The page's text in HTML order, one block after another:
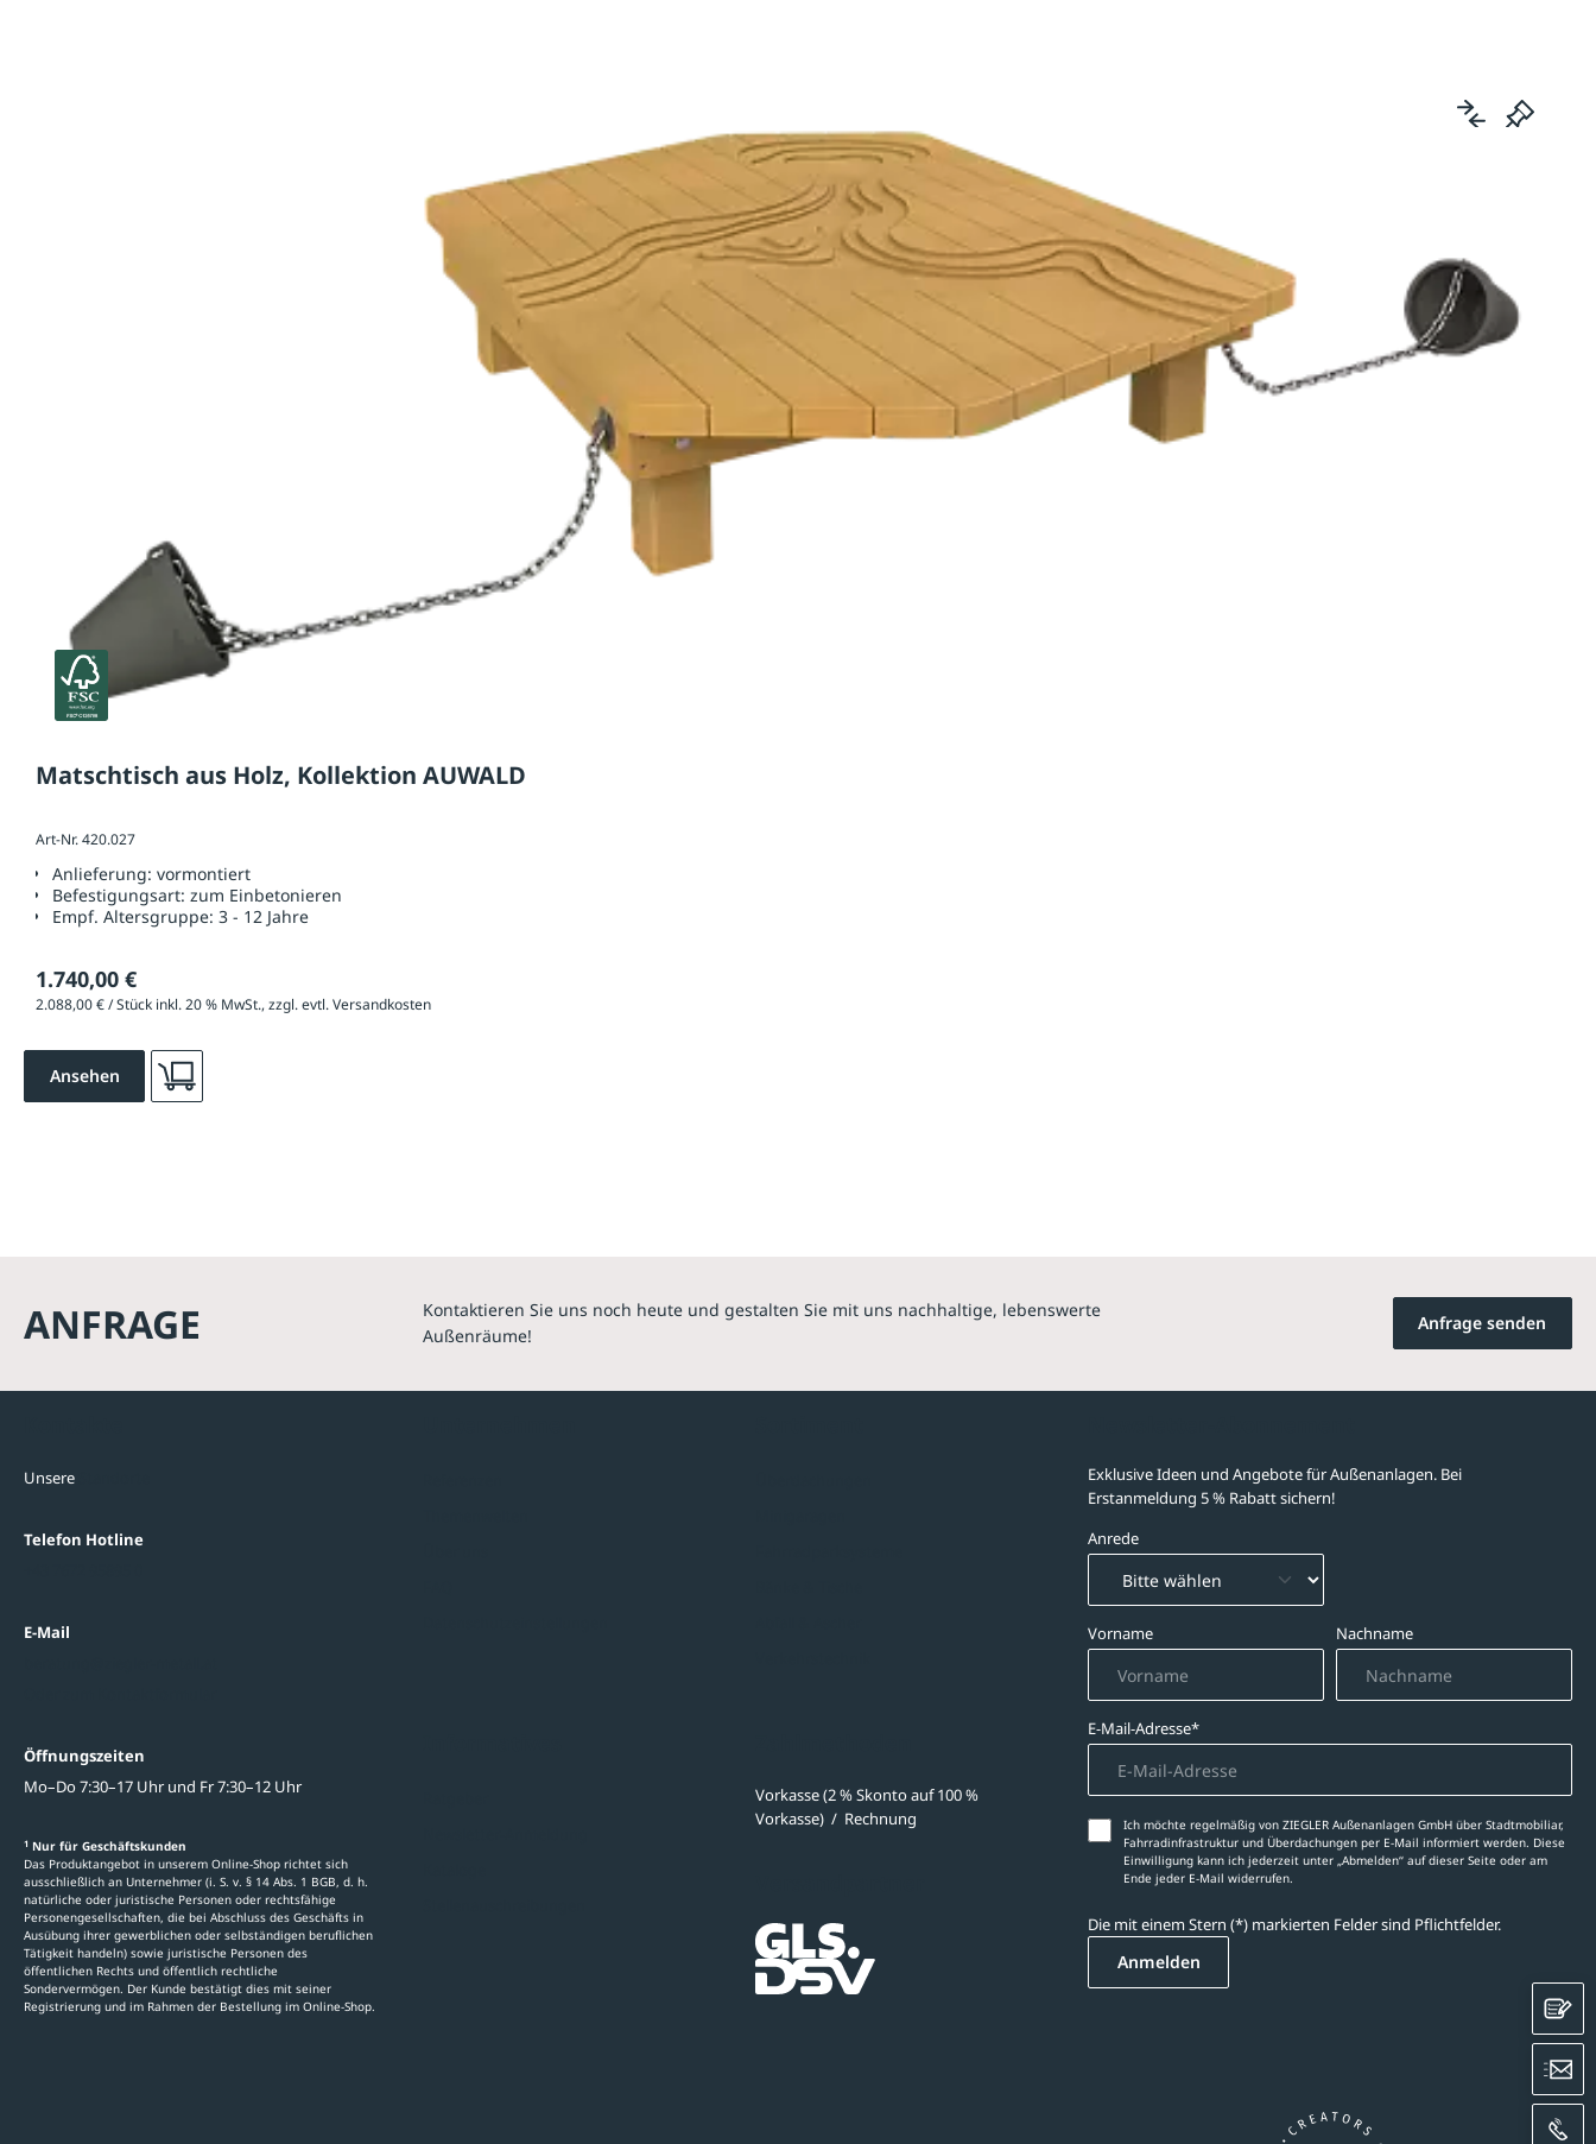
Matschtisch aus Holz, Kollektion AUWALD
Art-Nr. 420.027
Anlieferung: vormontiert
Befestigungsart: zum Einbetonieren
Empf. Altersgruppe: 3 - 12 Jahre
1.740,00 €
2.088,00 € / Stück inkl. 20 % MwSt., zzgl. evtl. Versandkosten
Ansehen
ANFRAGE
Kontaktieren Sie uns noch heute und gestalten Sie mit uns nachhaltige, lebenswerte
Außenräume!
Anfrage senden
Unsere
Telefon Hotline
E-Mail
Öffnungszeiten
Mo–Do 7:30–17 Uhr und Fr 7:30–12 Uhr
1 Nur für Geschäftskunden
Das Produktangebot in unserem Online-Shop richtet sich
ausschließlich an Unternehmer (i. S. v. § 14 Abs. 1 BGB, d. h.
natürliche oder juristische Personen oder rechtsfähige
Personengesellschaften, die bei Abschluss des Geschäfts in
Ausübung ihrer gewerblichen oder selbständigen beruflichen
Tätigkeit handeln) sowie juristische Personen des
öffentlichen Rechts und öffentlich rechtliche
Sondervermögen. Der Kunde bestätigt dies mit seiner
Registrierung und im Rahmen der Bestellung im Online-Shop.
Vorkasse (2 % Skonto auf 100 %
Vorkasse) / Rechnung
Exklusive Ideen und Angebote für Außenanlagen. Bei
Erstanmeldung 5 % Rabatt sichern!
Anrede
Vorname Nachname
E-Mail-Adresse*
Ich möchte regelmäßig von ZIEGLER Außenanlagen GmbH über Stadtmobiliar,
Fahrradinfrastruktur und Überdachungen per E-Mail informiert werden. Diese
Einwilligung kann ich jederzeit unter „Abmelden‘‘ auf dieser Seite oder am
Ende jeder E-Mail widerrufen.
Die mit einem Stern (*) markierten Felder sind Pflichtfelder.
Anmelden